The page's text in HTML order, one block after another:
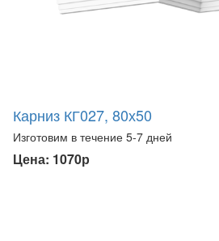
Карниз КГ027, 80х50
Изготовим в течение 5-7 дней
Цена: 1070р